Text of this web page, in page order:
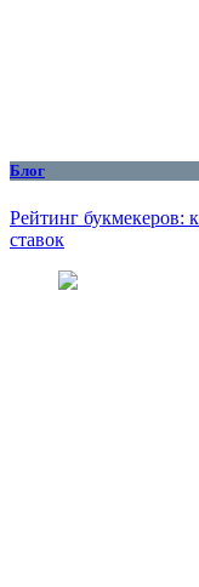
Блог
Рейтинг букмекеров:
ставок